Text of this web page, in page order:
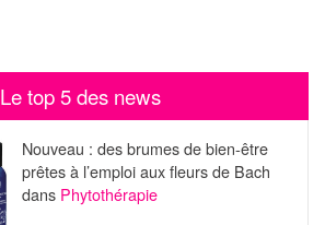
Le top 5 des news
Nouveau : des brumes de bien-être
prêtes à l’emploi aux fleurs de Bach
dans Phytothérapie